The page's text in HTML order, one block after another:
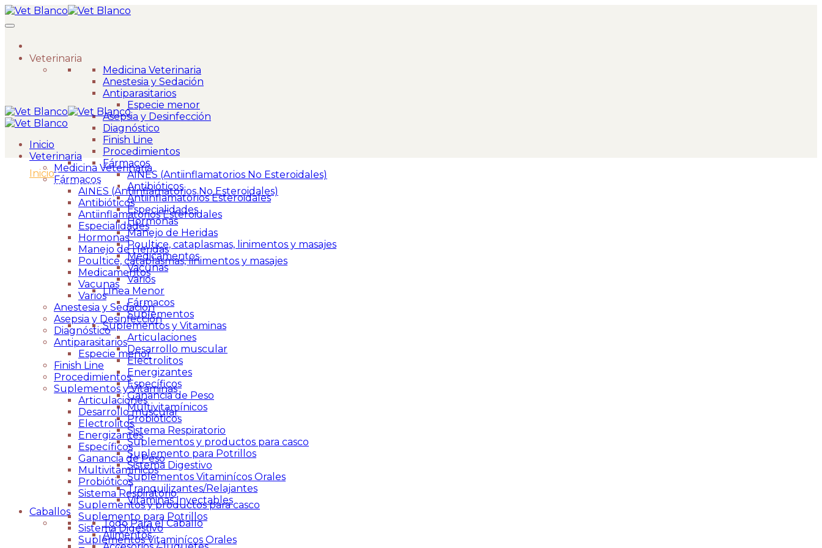
Veterinaria
Medicina Veterinaria
Anestesia y Sedación
Antiparasitarios
Especie menor
Asepsia y Desinfección
Diagnóstico
Finish Line
Procedimientos
Fármacos
AINES (Antiinflamatorios No Esteroidales)
Antibióticos
Antiinflamatorios Esteroidales
Especialidades
Hormonas
Manejo de Heridas
Poultice, cataplasmas, linimentos y masajes
Medicamentos
Vacunas
Varios
Línea Menor
Fármacos
Suplementos
Suplementos y Vitaminas
Articulaciones
Desarrollo muscular
Electrolitos
Energizantes
Específicos
Ganancia de Peso
Multivitamínicos
Probióticos
Sistema Respiratorio
Suplementos y productos para casco
Suplemento para Potrillos
Sistema Digestivo
Suplementos Vitaminícos Orales
Tranquilizantes/Relajantes
Vitaminas Inyectables
Caballos
Todo Para el Caballo
Alimentos
Inicio
Veterinaria
Medicina Veterinaria
Fármacos
AINES (Antiinflamatorios No Esteroidales)
Antibióticos
Antiinflamatorios Esteroidales
Especialidades
Hormonas
Manejo de Heridas
Poultice, cataplasmas, linimentos y masajes
Medicamentos
Vacunas
Varios
Anestesia y Sedación
Asepsia y Desinfección
Diagnóstico
Antiparasitarios
Especie menor
Finish Line
Procedimientos
Suplementos y Vitaminas
Articulaciones
Desarrollo muscular
Electrolitos
Energizantes
Específicos
Ganancia de Peso
Multivitamínicos
Probióticos
Sistema Respiratorio
Suplementos y productos para casco
Suplemento para Potrillos
Sistema Digestivo
Suplementos Vitaminícos Orales
Inicio>
Acrílico Equilox 3 oz